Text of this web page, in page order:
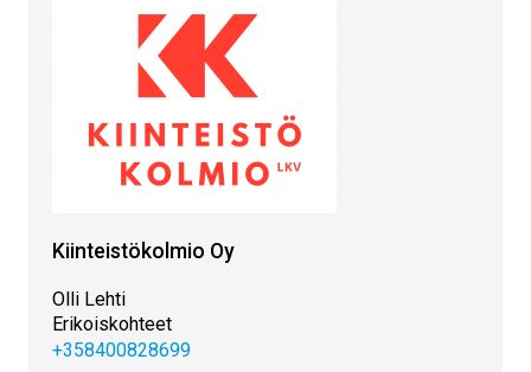
Kiinteistökolmio Oy
Olli Lehti
Erikoiskohteet
+358400828699